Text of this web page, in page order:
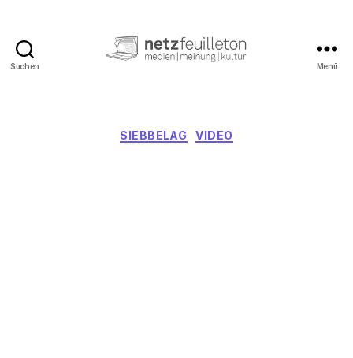
Suchen Menü
Kategorien
SIEBBELAG VIDEO